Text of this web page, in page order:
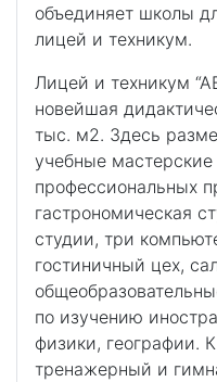
объединяет школы
лицей и техникум.
Лицей и техникум
новейшая
тыс. м2. Здесь
учебные
профессиональных
гастрономическая
студии, три
гостиничный цех,
по изучению
физики, географии.
тренажерный и